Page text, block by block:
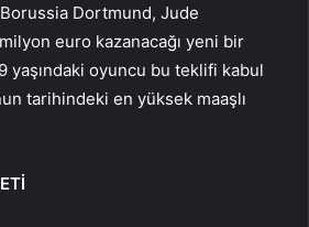
Dortmund, Jude
euro kazanacağı yeni bir
yaşındaki oyuncu bu teklifi kabul
tarihindeki en yüksek maaşlı